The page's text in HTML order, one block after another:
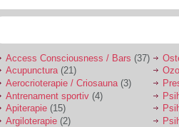
sa se manifeste o
Ma aflu aici pentru ca
vreau sa stiu daca am
nevoie de un psiholog
sau psihiatru.
Access Consciousness / Bars (37)
Acupunctura(21)
Aerocrioterapie / Criosauna (3)
Antrenament sportiv (4)
Apiterapie (15)
Argiloterapie (2)